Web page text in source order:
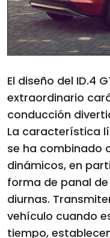
El diseño del ID.4
extraordinario
conducción
La característica
se ha combinado
dinámicos, en
forma de panal
diurnas.
vehículo cuando
tiempo,